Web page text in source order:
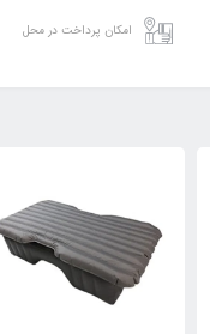
امکان پرداخت در محل